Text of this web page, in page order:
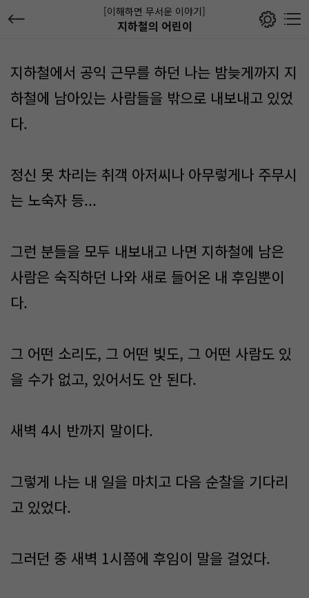
[이해하면 무서운 이야기]
지하철의 어린이
지하철에서 공익 근무를 하던 나는 밤늦게까지 지
하철에 남아있는 사람들을 밖으로 내보내고 있었
다.
정신 못 차리는 취객 아저씨나 아무렇게나 주무시
는 노숙자 등...
그런 분들을 모두 내보내고 나면 지하철에 남은
사람은 숙직하던 나와 새로 들어온 내 후임뿐이
다.
그 어떤 소리도, 그 어떤 빛도, 그 어떤 사람도 있
을 수가 없고, 있어서도 안 된다.
새벽 4시 반까지 말이다.
그렇게 나는 내 일을 마치고 다음 순찰을 기다리
고 있었다.
그러던 중 새벽 1시쯤에 후임이 말을 걸었다.